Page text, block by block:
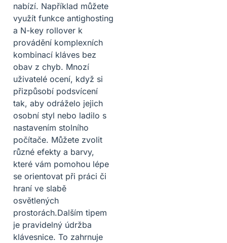
nabízí. Například můžete
využít funkce antighosting
a N-key rollover k
provádění komplexních
kombinací kláves bez
obav z chyb. Mnozí
uživatelé ocení, když si
přizpůsobí podsvícení
tak, aby odráželo jejich
osobní styl nebo ladilo s
nastavením stolního
počítače. Můžete zvolit
různé efekty a barvy,
které vám pomohou lépe
se orientovat při práci či
hraní ve slabě
osvětlených
prostorách.Dalším tipem
je pravidelný údržba
klávesnice. To zahrnuje